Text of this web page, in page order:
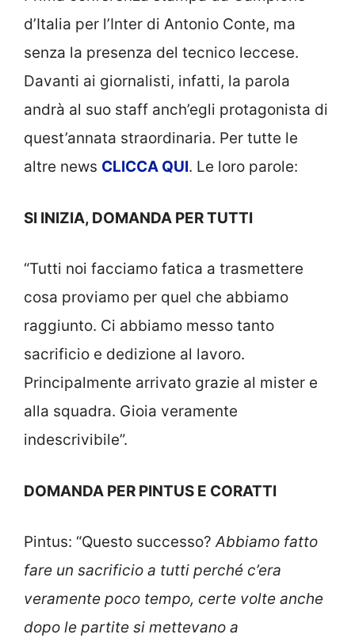
d’Italia per l’Inter di Antonio Conte, ma
senza la presenza del tecnico leccese.
Davanti ai giornalisti, infatti, la parola
andrà al suo staff anch’egli protagonista di
quest’annata straordinaria. Per tutte le
altre news CLICCA QUI. Le loro parole:
SI INIZIA, DOMANDA PER TUTTI
“Tutti noi facciamo fatica a trasmettere
cosa proviamo per quel che abbiamo
raggiunto. Ci abbiamo messo tanto
sacrificio e dedizione al lavoro.
Principalmente arrivato grazie al mister e
alla squadra. Gioia veramente
indescrivibile”.
DOMANDA PER PINTUS E CORATTI
Pintus: “Questo successo?Abbiamo fatto
fare un sacrificio a tutti perché c’era
veramente poco tempo, certe volte anche
dopo le partite si mettevano a